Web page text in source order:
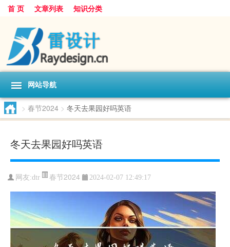
首 页 文章列表 知识分类
网站导航
> 春节2024 > 冬天去果园好吗英语
冬天去果园好吗英语
网友:dtr 春节2024 2024-02-07 12:49:17